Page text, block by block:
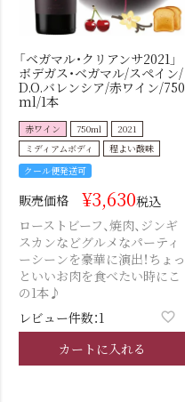
「ベガマル・クリアンサ2021」
ボデガス・ベガマル/スペイン/
D.O.バレンシア/赤ワイン/750
ml/1本
赤ワイン 750ml
2021
ミディアムボディ
程よい酸味
クール便発送可
販売価格 ¥3,630税込
ローストビーフ、焼肉、ジンギ
スカンなどグルメなパーティ
ーシーンを豪華に演出！ちょっ
といいお肉を食べたい時にこ
の1本♪
レビュー件数：1
カートに入れる